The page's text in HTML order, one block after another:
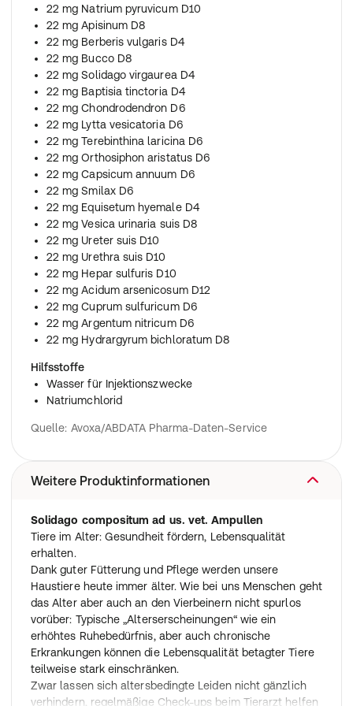
22 mg Natrium pyruvicum D10
22 mg Apisinum D8
22 mg Berberis vulgaris D4
22 mg Bucco D8
22 mg Solidago virgaurea D4
22 mg Baptisia tinctoria D4
22 mg Chondrodendron D6
22 mg Lytta vesicatoria D6
22 mg Terebinthina laricina D6
22 mg Orthosiphon aristatus D6
22 mg Capsicum annuum D6
22 mg Smilax D6
22 mg Equisetum hyemale D4
22 mg Vesica urinaria suis D8
22 mg Ureter suis D10
22 mg Urethra suis D10
22 mg Hepar sulfuris D10
22 mg Acidum arsenicosum D12
22 mg Cuprum sulfuricum D6
22 mg Argentum nitricum D6
22 mg Hydrargyrum bichloratum D8
Hilfsstoffe
Wasser für Injektionszwecke
Natriumchlorid
Quelle: Avoxa/ABDATA Pharma-Daten-Service
Weitere Produktinformationen
Solidago compositum ad us. vet. Ampullen
Tiere im Alter: Gesundheit fördern, Lebensqualität
erhalten.
Dank guter Fütterung und Pflege werden unsere
Haustiere heute immer älter. Wie bei uns Menschen geht
das Alter aber auch an den Vierbeinern nicht spurlos
vorüber: Typische „Alterserscheinungen“ wie ein
erhöhtes Ruhebedürfnis, aber auch chronische
Erkrankungen können die Lebensqualität betagter Tiere
teilweise stark einschränken.
Zwar lassen sich altersbedingte Leiden nicht gänzlich
verhindern, regelmäßige Check-ups beim Tierarzt helfen